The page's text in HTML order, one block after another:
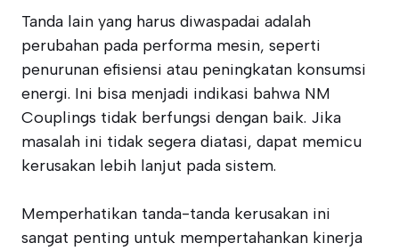
Tanda lain yang harus diwaspadai adalah
perubahan pada performa mesin, seperti
penurunan efisiensi atau peningkatan konsumsi
energi. Ini bisa menjadi indikasi bahwa NM
Couplings tidak berfungsi dengan baik. Jika
masalah ini tidak segera diatasi, dapat memicu
kerusakan lebih lanjut pada sistem.
Memperhatikan tanda-tanda kerusakan ini
sangat penting untuk mempertahankan kinerja